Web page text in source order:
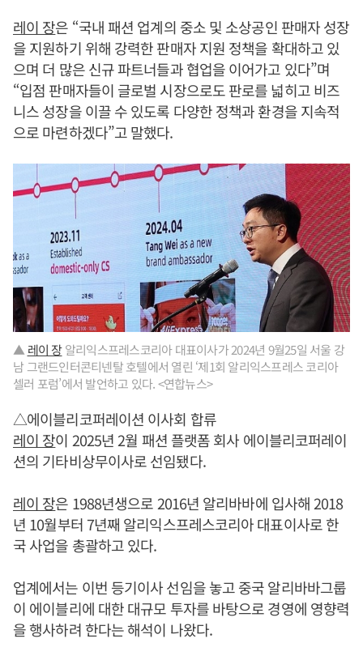
레이 장은 “국내 패션 업계의 중소 및 소상공인 판매자 성장
을 지원하기 위해 강력한 판매자 지원 정책을 확대하고 있
으며 더 많은 신규 파트너들과 협업을 이어가고 있다”며
“입점 판매자들이 글로벌 시장으로도 판로를 넓히고 비즈
니스 성장을 이끌 수 있도록 다양한 정책과 환경을 지속적
으로 마련하겠다”고 말했다.
▲ 레이 장알리익스프레스코리아 대표이사가 2024년 9월25일 서울 강
남 그랜드인터콘티넨탈 호텔에서 열린 ‘제1회 알리익스프레스 코리아
셀러 포럼’에서 발언하고 있다. <연합뉴스>
△에이블리코퍼레이션 이사회 합류
레이 장이 2025년 2월 패션 플랫폼 회사 에이블리코퍼레이
션의 기타비상무이사로 선임됐다.
레이 장은 1988년생으로 2016년 알리바바에 입사해 2018
년 10월부터 7년째 알리익스프레스코리아 대표이사로 한
국 사업을 총괄하고 있다.
업계에서는 이번 등기이사 선임을 놓고 중국 알리바바그룹
이 에이블리에 대한 대규모 투자를 바탕으로 경영에 영향력
을 행사하려 한다는 해석이 나왔다.